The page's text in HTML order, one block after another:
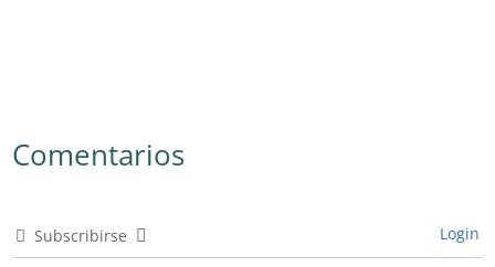
Comentarios
Subscribirse Login